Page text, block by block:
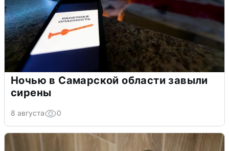
Ночью в Самарской области завыли
сирены
8 августа 0